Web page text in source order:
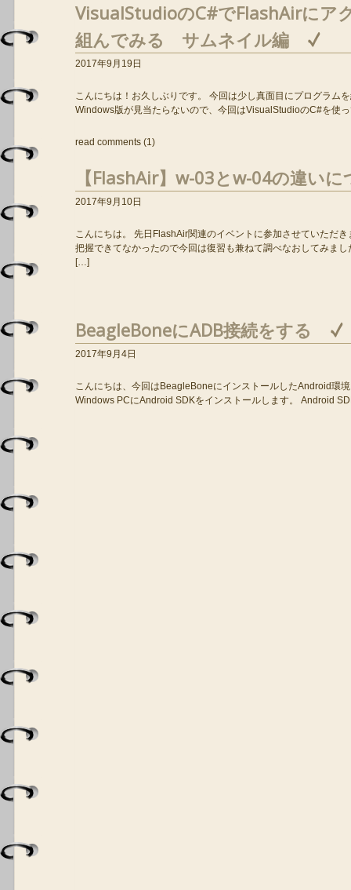
VisualStudioのC#でFlashAirにア
組んでみる サムネイル編
2017年9月19日
こんにちは！お久しぶりです。 今回は少し真面目にプログラム
Windows版が見当たらないので、今回はVisualStudioのC#を使
read comments (1)
【FlashAir】w-03とw-04の違いに
2017年9月10日
こんにちは。 先日FlashAir関連のイベントに参加させていただ
把握できてなかったので今回は復習も兼ねて調べなおしてみま
[…]
BeagleBoneにADB接続をする
2017年9月4日
こんにちは、今回はBeagleBoneにインストールしたAndroid環
Windows PCにAndroid SDKをインストールします。 Android